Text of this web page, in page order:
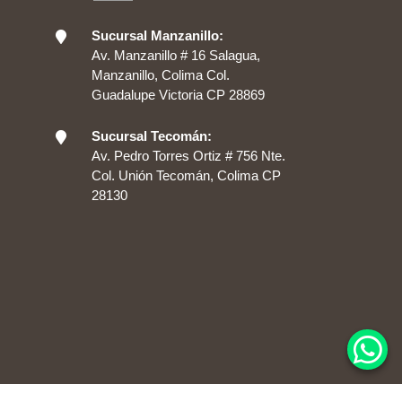
Sucursal Manzanillo:
Av. Manzanillo # 16 Salagua,
Manzanillo, Colima Col.
Guadalupe Victoria CP 28869
Sucursal Tecomán:
Av. Pedro Torres Ortiz # 756 Nte.
Col. Unión Tecomán, Colima CP
28130